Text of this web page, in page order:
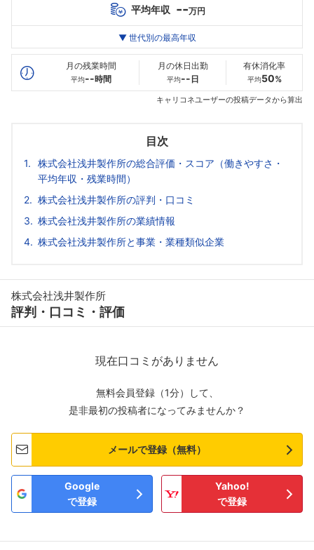
平均年収 --万円
最高年収
20代
--万
30代
--万
--万
▼ 世代別の最高年収
月の残業時間
平均--時間
月の休日出勤
平均-- 日
有休消化率
平均50%
キャリコネユーザーの投稿データから算出
目次
株式会社浅井製作所の総合評価・スコア（働きやすさ・
平均年収・残業時間）
株式会社浅井製作所の評判・口コミ
株式会社浅井製作所の業績情報
株式会社浅井製作所と事業・業種類似企業
株式会社浅井製作所
評判・口コミ・評価
現在口コミがありません
無料会員登録（1分）して、
是非最初の投稿者になってみませんか？
メールで登録（無料）
Google
で登録
Yahoo!
で登録